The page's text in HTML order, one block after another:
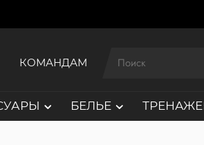
КОМАНДАМ
БЕЛЬЕ